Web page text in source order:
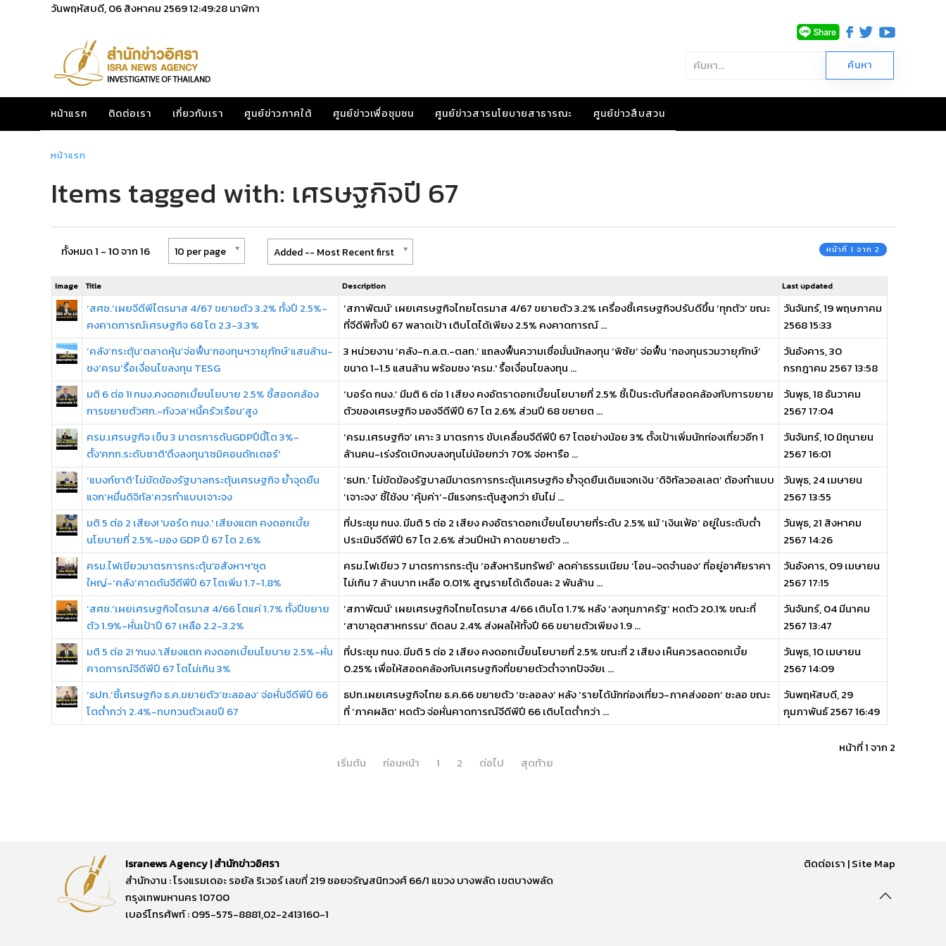
วันพฤหัสบดี, 06 สิงหาคม 256912:49:29นาฬิกา
หน้าแรก ติดต่อเรา เกี่ยวกับเรา ศูนย์ข่าวภาคใต้ ศูนย์ข่าวเพื่อชุมชน ศูนย์ข่าวสารนโยบายสาธารณะ ศูนย์ข่าวสืบสวน
หน้าแรก
Items tagged with: เศรษฐกิจปี 67
ทั้งหมด 1 - 10 จาก 16 10 per page Added -- Most Recent first หน้าที่ 1 จาก 2
Image Title Description Last updated
‘สศช.’เผยจีดีพีไตรมาส 4/67 ขยายตัว 3.2% ทั้งปี 2.5%-
คงคาดการณ์เศรษฐกิจ 68 โต 2.3-3.3%
‘สภาพัฒน์’ เผยเศรษฐกิจไทยไตรมาส 4/67 ขยายตัว 3.2% เครื่องชี้เศรษฐกิจปรับดีขึ้น ‘ทุกตัว’ ขณะ
ที่จีดีพีทั้งปี 67 พลาดเป้า เติบโตได้เพียง 2.5% คงคาดการณ์ ...
วันจันทร์, 19 พฤษภาคม
2568 15:33
‘คลัง’กระตุ้น‘ตลาดหุ้น’จ่อฟื้น‘กองทุนฯวายุภักษ์’แสนล้าน-
ชง‘ครม’รื้อเงื่อนไขลงทุน TESG
3 หน่วยงาน ‘คลัง-ก.ล.ต.-ตลท.’ แถลงฟื้นความเชื่อมั่นนักลงทุน ‘พิชัย’ จ่อฟื้น ‘กองทุนรวมวายุภักษ์’
ขนาด 1-1.5 แสนล้าน พร้อมชง 'ครม.' รื้อเงื่อนไขลงทุน ...
วันอังคาร, 30
กรกฎาคม 2567 13:58
มติ 6 ต่อ 1! กนง.คงดอกเบี้ยนโยบาย 2.5% ชี้สอดคล้อง
การขยายตัวศก.-กังวล‘หนี้ครัวเรือน’สูง
‘บอร์ด กนง.’ มีมติ 6 ต่อ 1 เสียง คงอัตราดอกเบี้ยนโยบายที่ 2.5% ชี้เป็นระดับที่สอดคล้องกับการขยาย
ตัวของเศรษฐกิจ มองจีดีพีปี 67 โต 2.6% ส่วนปี 68 ขยายต ...
วันพุธ, 18 ธันวาคม
2567 17:04
ครม.เศรษฐกิจ เข็น 3 มาตรการดันGDPปีนี้โต 3%-
ตั้ง'คกก.ระดับชาติ'ดึงลงทุน'เซมิคอนดักเตอร์'
‘ครม.เศรษฐกิจ’ เคาะ 3 มาตรการ ขับเคลื่อนจีดีพีปี 67 โตอย่างน้อย 3% ตั้งเป้าเพิ่มนักท่องเที่ยวอีก 1
ล้านคน-เร่งรัดเบิกงบลงทุนไม่น้อยกว่า 70% จ่อหารือ ...
วันจันทร์, 10 มิถุนายน
2567 16:01
‘แบงก์ชาติ’ไม่ขัดข้องรัฐบาลกระตุ้นเศรษฐกิจ ย้ำจุดยืน
แจก‘หมื่นดิจิทัล’ควรทำแบบเจาะจง
‘ธปท.’ ไม่ขัดข้องรัฐบาลมีมาตรการกระตุ้นเศรษฐกิจ ย้ำจุดยืนเดิมแจกเงิน ‘ดิจิทัลวอลเลต’ ต้องทำแบบ
‘เจาะจง’ ชี้ใช้งบ ‘คุ้มค่า’-มีแรงกระตุ้นสูงกว่า ยันไม่ ...
วันพุธ, 24 เมษายน
2567 13:55
มติ 5 ต่อ 2 เสียง! 'บอร์ด กนง.' เสียงแตก คงดอกเบี้ย
นโยบายที่ 2.5%-มอง GDP ปี 67 โต 2.6%
ที่ประชุม กนง. มีมติ 5 ต่อ 2 เสียง คงอัตราดอกเบี้ยนโยบายที่ระดับ 2.5% แม้ ‘เงินเฟ้อ’ อยู่ในระดับต่ำ
ประเมินจีดีพีปี 67 โต 2.6% ส่วนปีหน้า คาดขยายตัว ...
วันพุธ, 21 สิงหาคม
2567 14:26
ครม.ไฟเขียวมาตรการกระตุ้น'อสังหาฯ'ชุด
ใหญ่-‘คลัง’คาดดันจีดีพีปี 67 โตเพิ่ม 1.7-1.8%
ครม.ไฟเขียว 7 มาตรการกระตุ้น ‘อสังหาริมทรัพย์’ ลดค่าธรรมเนียม ‘โอน-จดจำนอง’ ที่อยู่อาศัยราคา
ไม่เกิน 7 ล้านบาท เหลือ 0.01% สูญรายได้เดือนละ 2 พันล้าน ...
วันอังคาร, 09 เมษายน
2567 17:15
‘สศช.’เผยเศรษฐกิจไตรมาส 4/66 โตแค่ 1.7% ทั้งปีขยาย
ตัว 1.9%-หั่นเป้าปี 67 เหลือ 2.2-3.2%
‘สภาพัฒน์’ เผยเศรษฐกิจไทยไตรมาส 4/66 เติบโต 1.7% หลัง ‘ลงทุนภาครัฐ’ หดตัว 20.1% ขณะที่
‘สาขาอุตสาหกรรม’ ติดลบ 2.4% ส่งผลให้ทั้งปี 66 ขยายตัวเพียง 1.9 ...
วันจันทร์, 04 มีนาคม
2567 13:47
มติ 5 ต่อ 2! 'กนง.'เสียงแตก คงดอกเบี้ยนโยบาย 2.5%-หั่น
คาดการณ์จีดีพีปี 67 โตไม่เกิน 3%
ที่ประชุม กนง. มีมติ 5 ต่อ 2 เสียง คงดอกเบี้ยนโยบายที่ 2.5% ขณะที่ 2 เสียง เห็นควรลดดอกเบี้ย
0.25% เพื่อให้สอดคล้องกับเศรษฐกิจที่ขยายตัวต่ำจากปัจจัยเ ...
วันพุธ, 10 เมษายน
2567 14:09
‘ธปท.’ชี้เศรษฐกิจ ธ.ค.ขยายตัว‘ชะลอลง’ จ่อหั่นจีดีพีปี 66
โตต่ำกว่า 2.4%-ทบทวนตัวเลขปี 67
ธปท.เผยเศรษฐกิจไทย ธ.ค.66 ขยายตัว ‘ชะลอลง’ หลัง ‘รายได้นักท่องเที่ยว-ภาคส่งออก’ ชะลอ ขณะ
ที่ ‘ภาคผลิต’ หดตัว จ่อหั่นคาดการณ์จีดีพีปี 66 เติบโตต่ำกว่า ...
วันพฤหัสบดี, 29
กุมภาพันธ์ 2567 16:49
หน้าที่ 1 จาก 2
เริ่มต้น
ก่อนหน้า 1 2 ต่อไป สุดท้าย
Isranews Agency | สำนักข่าวอิศรา
สำนักงาน : โรงแรมเดอะ รอยัล ริเวอร์ เลขที่ 219 ซอยจรัญสนิทวงศ์ 66/1 แขวง บางพลัด เขตบางพลัด
กรุงเทพมหานคร 10700
เบอร์โทรศัพท์ : 095-575-8881,02-2413160-1
ติดต่อเรา |Site Map